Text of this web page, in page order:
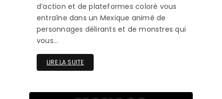
d’action et de plateformes coloré vous
entraîne dans un Mexique animé de
personnages délirants et de monstres qui
vous…
LIRE LA SUITE